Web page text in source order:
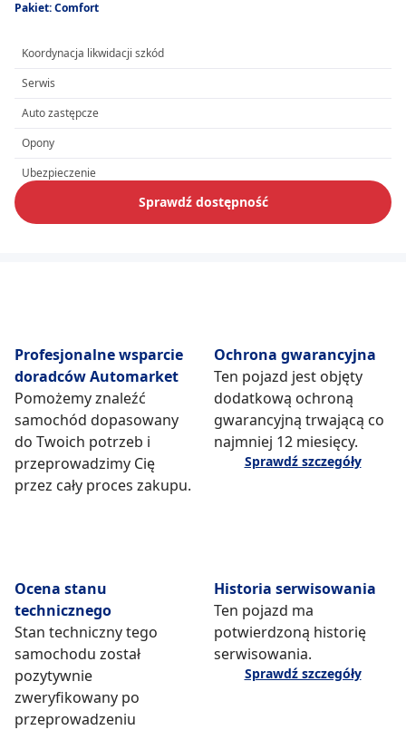
Pakiet: Comfort
Koordynacja likwidacji szkód
Serwis
Auto zastępcze
Opony
Ubezpieczenie
Sprawdź dostępność
Profesjonalne wsparcie
doradców Automarket
Pomożemy znaleźć
samochód dopasowany
do Twoich potrzeb i
przeprowadzimy Cię
przez cały proces zakupu.
Ochrona gwarancyjna
Ten pojazd jest objęty
dodatkową ochroną
gwarancyjną trwającą co
najmniej 12 miesięcy.
Sprawdź szczegóły
Ocena stanu
technicznego
Stan techniczny tego
samochodu został
pozytywnie
zweryfikowany po
przeprowadzeniu
Historia serwisowania
Ten pojazd ma
potwierdzoną historię
serwisowania.
Sprawdź szczegóły